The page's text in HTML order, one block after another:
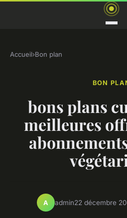
Accueil›Bon plan
BON
bons plans
meilleures
A admin22 décembre